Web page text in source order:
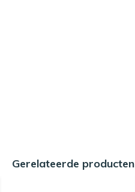
Gerelateerde producten